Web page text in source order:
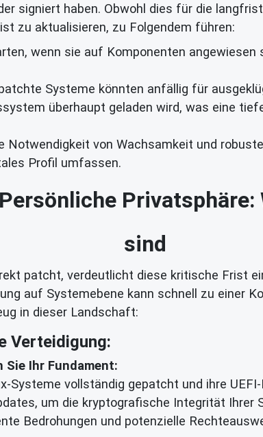
signiert haben. Obwohl dies für die
zu aktualisieren, zu Folgendem führen:
wenn sie auf Komponenten
Systeme könnten anfällig für
überhaupt geladen wird, was eine
von Wachsamkeit und
Profil umfassen.
sind
patcht, verdeutlicht diese kritische Frist
auf Systemebene kann schnell zu einer
in dieser Landschaft:
Verteidigung:
Ihr Fundament:
Systeme vollständig gepatcht und ihre
um die kryptografische Integrität
Bedrohungen und potenzielle